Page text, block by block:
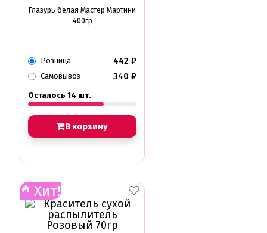
Глазурь белая Мастер Мартини
400гр
Розница 442 ₽
Самовывоз 340 ₽
Осталось 14 шт.
В корзину
Хит!